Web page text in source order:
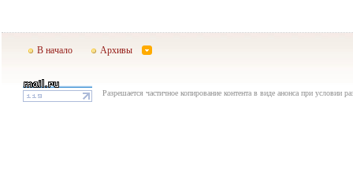
В начало Архивы
Разрешается частичное копирование контента в виде анонса при условии